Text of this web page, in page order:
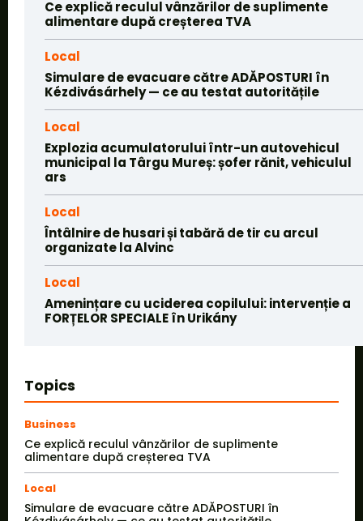
Ce explică reculul vânzărilor de suplimente
alimentare după creșterea TVA
Local
Simulare de evacuare către ADĂPOSTURI în
Kézdivásárhely — ce au testat autoritățile
Local
Explozia acumulatorului într-un autovehicul
municipal la Târgu Mureș: șofer rănit, vehiculul
ars
Local
Întâlnire de husari și tabără de tir cu arcul
organizate la Alvinc
Local
Amenințare cu uciderea copilului: intervenție a
FORȚELOR SPECIALE în Urikány
Topics
Business
Ce explică reculul vânzărilor de suplimente
alimentare după creșterea TVA
Local
Simulare de evacuare către ADĂPOSTURI în